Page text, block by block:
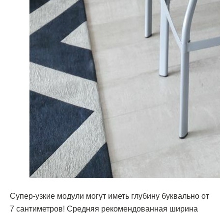
Супер-узкие модули могут иметь глубину буквально от
7 сантиметров! Средняя рекомендованная ширина